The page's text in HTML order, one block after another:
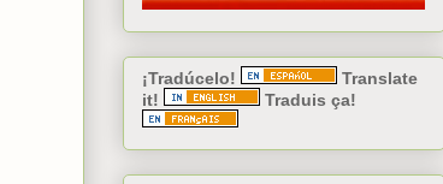
¡Tradúcelo!
Translate
it!
Traduis ça!